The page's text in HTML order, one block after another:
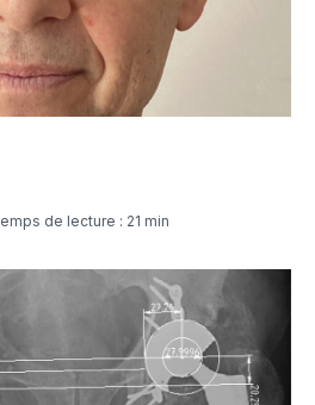
Temps de lecture : 21 min